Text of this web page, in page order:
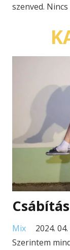
szenved.
Mix
2024. 04.
Szerintem